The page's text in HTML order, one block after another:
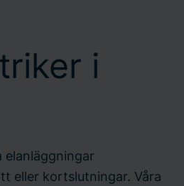
i
elanläggningar
eller kortslutningar. Våra